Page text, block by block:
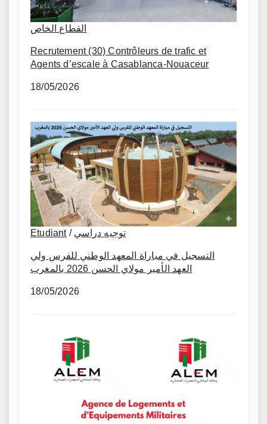
القطاع الخاص
Recrutement (30) Contrôleurs de trafic et
Agents d’escale à Casablanca-Nouaceur
18/05/2026
Etudiant/ توجيه دراسي
التسجيل في مباراة المعهد الوطني للفرس ولي
العهد الأمير مولاي الحسن 2026 بالمغرب
18/05/2026